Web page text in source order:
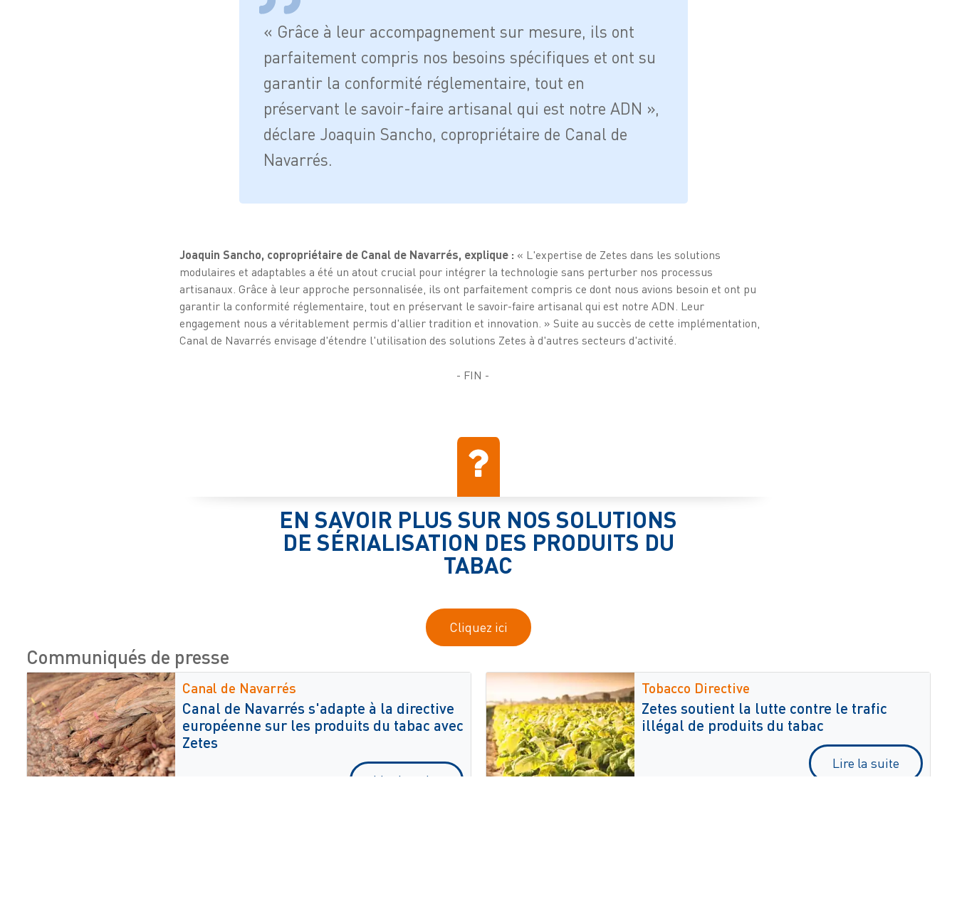
« Grâce à leur accompagnement sur mesure, ils ont
parfaitement compris nos besoins spécifiques et ont su
garantir la conformité réglementaire, tout en
préservant le savoir-faire artisanal qui est notre ADN »,
déclare Joaquin Sancho, copropriétaire de Canal de
Navarrés.
Joaquin Sancho, copropriétaire de Canal de Navarrés, explique : « L'expertise de Zetes dans les solutions
modulaires et adaptables a été un atout crucial pour intégrer la technologie sans perturber nos processus
artisanaux. Grâce à leur approche personnalisée, ils ont parfaitement compris ce dont nous avions besoin et ont pu
garantir la conformité réglementaire, tout en préservant le savoir-faire artisanal qui est notre ADN. Leur
engagement nous a véritablement permis d'allier tradition et innovation. » Suite au succès de cette implémentation,
Canal de Navarrés envisage d'étendre l'utilisation des solutions Zetes à d'autres secteurs d'activité.
- FIN -
EN SAVOIR PLUS SUR NOS SOLUTIONS
DE SÉRIALISATION DES PRODUITS DU
TABAC
Cliquez ici
Communiqués de presse
Canal de Navarrés
Canal de Navarrés s'adapte à la directive
européenne sur les produits du tabac avec
Zetes
Lire la suite
Tobacco Directive
Zetes soutient la lutte contre le trafic
illégal de produits du tabac
Lire la suite